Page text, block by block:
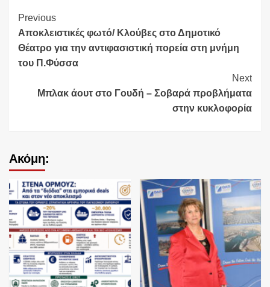
Continue
Reading
Previous
Αποκλειστικές φωτό/ Κλούβες στο Δημοτικό
Θέατρο για την αντιφασιστική πορεία στη μνήμη
του Π.Φύσσα
Next
Μπλακ άουτ στο Γουδή – Σοβαρά προβλήματα
στην κυκλοφορία
Ακόμη: